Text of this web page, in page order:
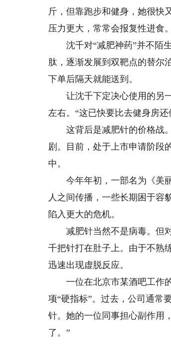
斤，但靠跑步和健身，她很快
压力更大，常常会报复性进食
沈千对“减肥神药”并不陌生
肽，逐渐发展到双靶点的替尔
下单后隔天就能送到。
让沈千下定决心使用的另一
左右。“这已快要比去健身房
这背后是减肥针的价格战。
剧。目前，处于上市申请阶段
中。
今年年初，一部名为《美丽
人之间传播，一些长期困于容
陷入更大的危机。
减肥针当然不是病毒。但对
千把针打在肚子上。由于不熟
迅速出现虚脱反应。
一位在北京市某酒吧工作的
项“硬指标”。过去，公司通常
针。她的一位同事担心副作用
了。”